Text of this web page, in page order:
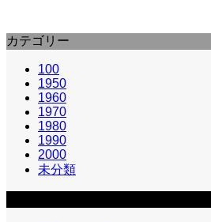
カテゴリー
100
1950
1960
1970
1980
1990
2000
未分類